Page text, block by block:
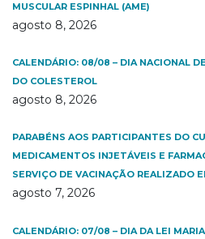
MUSCULAR ESPINHAL (AME)
agosto 8, 2026
CALENDÁRIO: 08/08 – DIA NACIONAL
DO COLESTEROL
agosto 8, 2026
PARABÉNS AOS PARTICIPANTES DO
MEDICAMENTOS INJETÁVEIS E
SERVIÇO DE VACINAÇÃO REALIZADO
agosto 7, 2026
CALENDÁRIO: 07/08 – DIA DA LEI